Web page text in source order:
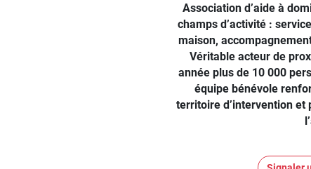
Association d’aide à
champs d’activité :
maison,
Véritable acteur de
année plus de 10 000
équipe bénévole
territoire d’intervention et